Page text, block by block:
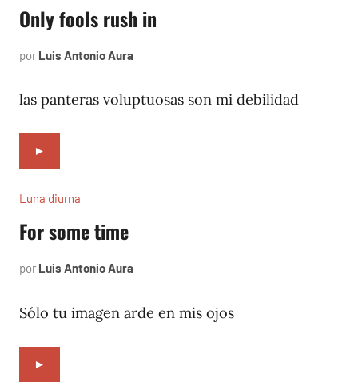
Only fools rush in
por Luis Antonio Aura
2023
las panteras voluptuosas son mi debilidad
►
Luna diurna
For some time
por Luis Antonio Aura
2002
Sólo tu imagen arde en mis ojos
►